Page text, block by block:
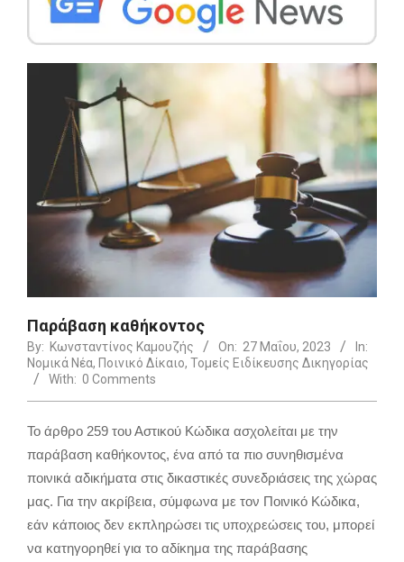
Παράβαση καθήκοντος
By: Κωνσταντίνος Καμουζής On: 27 Μαΐου, 2023
In:
Νομικά Νέα, Ποινικό Δίκαιο, Τομείς Ειδίκευσης Δικηγορίας
With: 0 Comments
Το άρθρο 259 του Αστικού Κώδικα ασχολείται με την
παράβαση καθήκοντος, ένα από τα πιο συνηθισμένα
ποινικά αδικήματα στις δικαστικές συνεδριάσεις της χώρας
μας. Για την ακρίβεια, σύμφωνα με τον Ποινικό Κώδικα,
εάν κάποιος δεν εκπληρώσει τις υποχρεώσεις του, μπορεί
να κατηγορηθεί για το αδίκημα της παράβασης